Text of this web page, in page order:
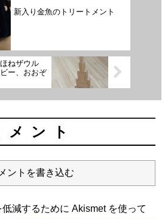
新入り金魚のトリートメント
ねザウル
ー、おおぞ
メント
ントを書き込む
減するために Akismet を使って